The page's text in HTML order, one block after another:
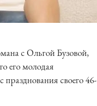
с Ольгой Бузовой,
его молодая
своего 46-